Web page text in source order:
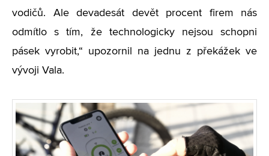
vodičů. Ale devadesát devět procent firem nás
odmítlo s tím, že technologicky nejsou schopni
pásek vyrobit,“ upozornil na jednu z překážek ve
vývoji Vala.